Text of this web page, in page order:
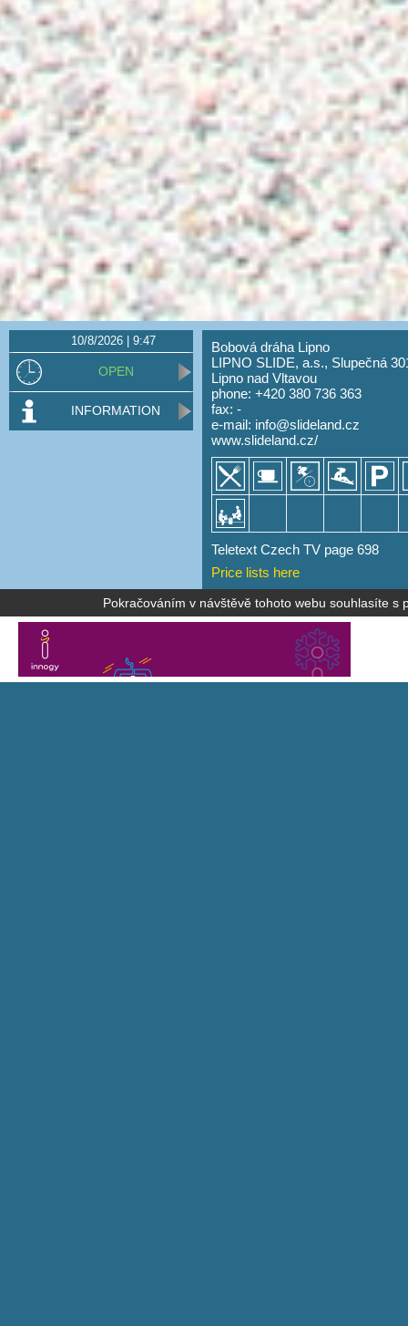
Bobová dráha Lipno
LIPNO SLIDE, a.s., Slupečná
Lipno nad Vltavou
phone: +420 380 736 363
fax: -
e-mail: info@slideland.cz
www.slideland.cz/
Teletext Czech TV page 698
Price lists here
10/8/2026 | 9:47
OPEN
INFORMATION
Pokračováním v návštěvě tohoto webu souhlasíte